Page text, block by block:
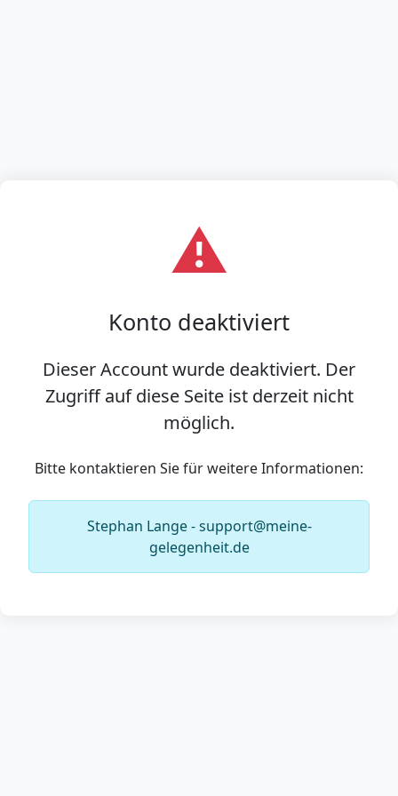
⚠️
Konto deaktiviert
Dieser Account wurde deaktiviert. Der
Zugriff auf diese Seite ist derzeit nicht
möglich.
Bitte kontaktieren Sie für weitere Informationen:
Stephan Lange - support@meine-
gelegenheit.de